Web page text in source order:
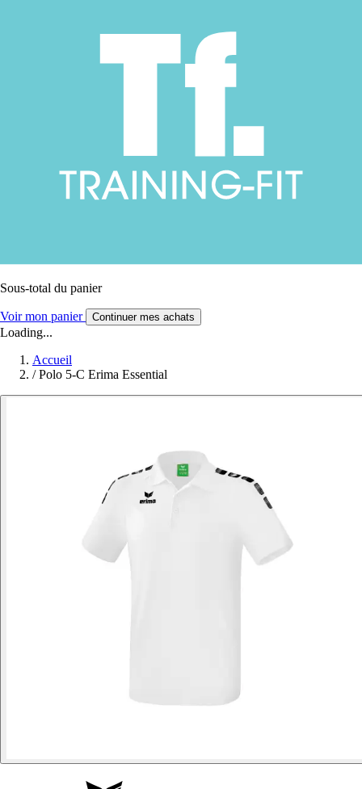
Sous-total du panier
Voir mon panier Continuer mes achats
Loading...
Accueil
/ Polo 5-C Erima Essential